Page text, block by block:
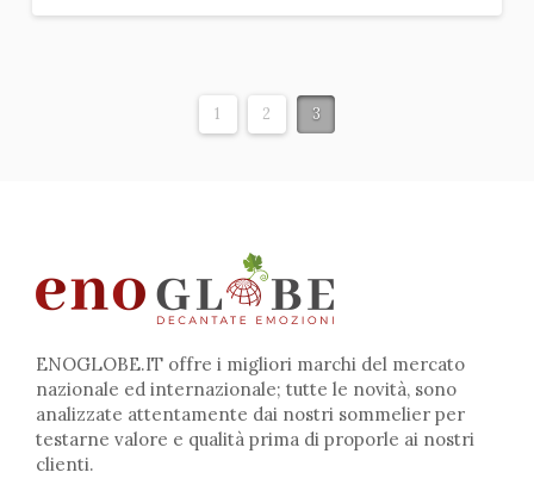
1 2 3
ENOGLOBE.IT offre i migliori marchi del mercato
nazionale ed internazionale; tutte le novità, sono
analizzate attentamente dai nostri sommelier per
testarne valore e qualità prima di proporle ai nostri
clienti.